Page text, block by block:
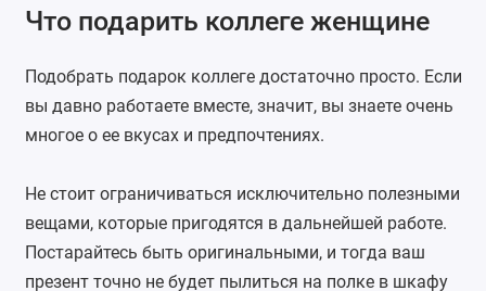
Что подарить коллеге женщине
Подобрать подарок коллеге достаточно просто. Если
вы давно работаете вместе, значит, вы знаете очень
многое о ее вкусах и предпочтениях.
Не стоит ограничиваться исключительно полезными
вещами, которые пригодятся в дальнейшей работе.
Постарайтесь быть оригинальными, и тогда ваш
презент точно не будет пылиться на полке в шкафу